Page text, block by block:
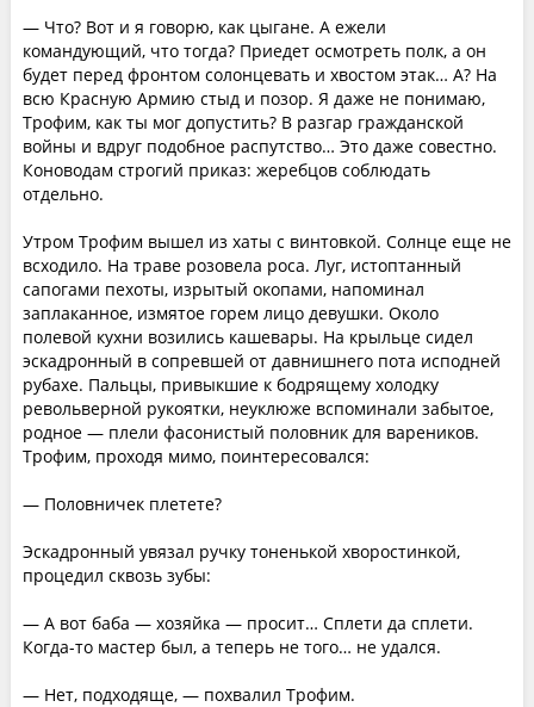
— Что? Вот и я говорю, как цыгане. А ежели
командующий, что тогда? Приедет осмотреть полк, а он
будет перед фронтом солонцевать и хвостом этак… А? На
всю Красную Армию стыд и позор. Я даже не понимаю,
Трофим, как ты мог допустить? В разгар гражданской
войны и вдруг подобное распутство… Это даже совестно.
Коноводам строгий приказ: жеребцов соблюдать
отдельно.
Утром Трофим вышел из хаты с винтовкой. Солнце еще не
всходило. На траве розовела роса. Луг, истоптанный
сапогами пехоты, изрытый окопами, напоминал
заплаканное, измятое горем лицо девушки. Около
полевой кухни возились кашевары. На крыльце сидел
эскадронный в сопревшей от давнишнего пота исподней
рубахе. Пальцы, привыкшие к бодрящему холодку
револьверной рукоятки, неуклюже вспоминали забытое,
родное — плели фасонистый половник для вареников.
Трофим, проходя мимо, поинтересовался:
— Половничек плетете?
Эскадронный увязал ручку тоненькой хворостинкой,
процедил сквозь зубы:
— А вот баба — хозяйка — просит… Сплети да сплети.
Когда-то мастер был, а теперь не того… не удался.
— Нет, подходяще, — похвалил Трофим.